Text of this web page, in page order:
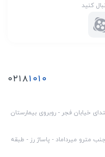
کنید
۰۲۱۸۱۰۱۰
خیابان فجر - روبروی بیمارستان
مترو میرداماد - پاساژ رز - طبقه